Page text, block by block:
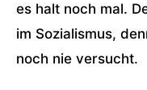
es halt noch mal.
im Sozialismus,
noch nie versucht.